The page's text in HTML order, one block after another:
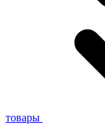
товары